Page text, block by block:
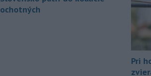
ochotných
Pri